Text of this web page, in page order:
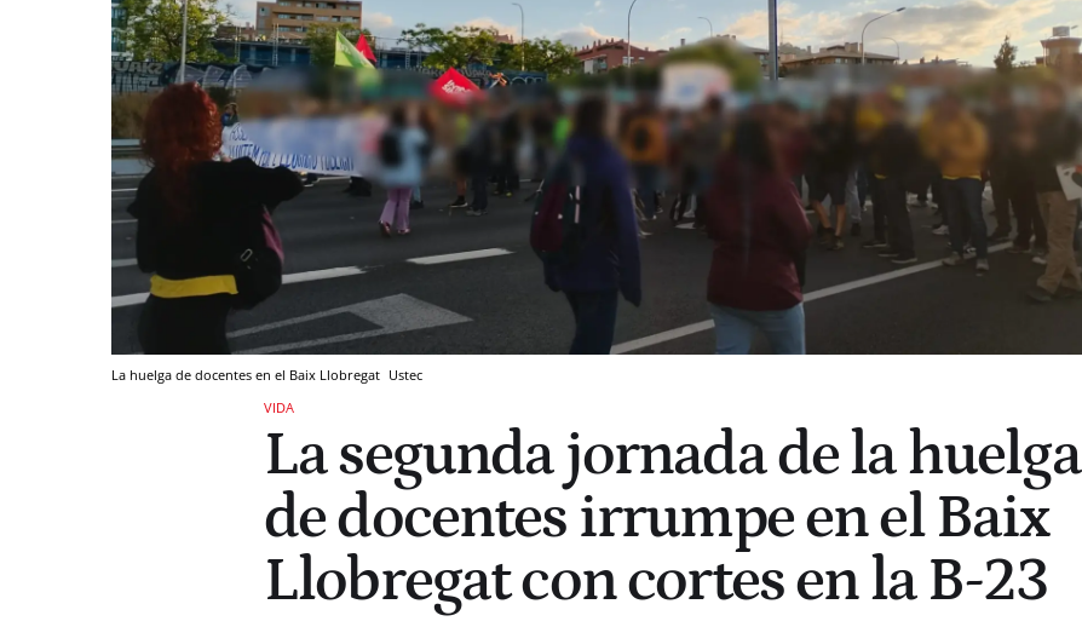
La huelga de docentes en el Baix Llobregat Ustec
VIDA
La segunda jornada de la huelga
de docentes irrumpe en el Baix
Llobregat con cortes en la B-23